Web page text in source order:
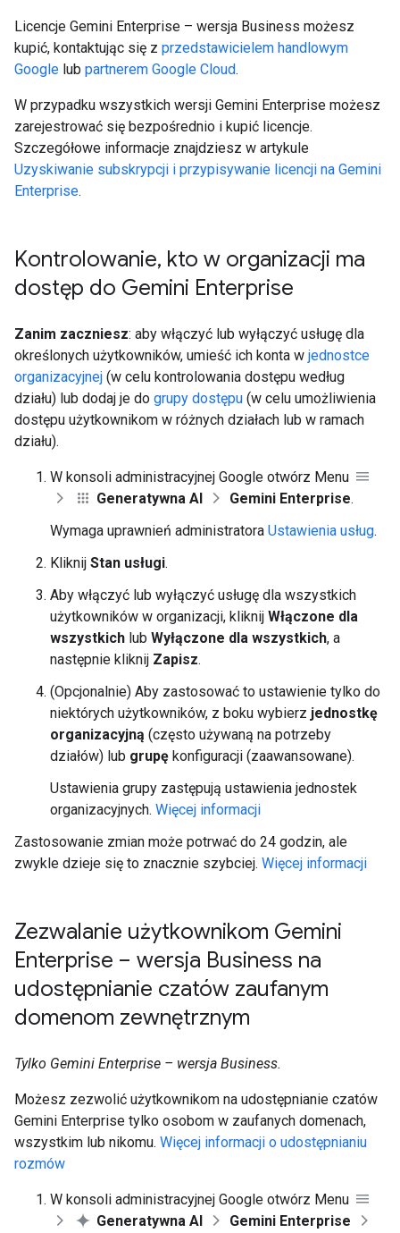
Licencje Gemini Enterprise – wersja Business możesz
kupić, kontaktując się z przedstawicielem handlowym
Google lub partnerem Google Cloud.
W przypadku wszystkich wersji Gemini Enterprise możesz
zarejestrować się bezpośrednio i kupić licencje.
Szczegółowe informacje znajdziesz w artykule
Uzyskiwanie subskrypcji i przypisywanie licencji na Gemini
Enterprise.
Kontrolowanie, kto w organizacji ma
dostęp do Gemini Enterprise
Zanim zaczniesz: aby włączyć lub wyłączyć usługę dla
określonych użytkowników, umieść ich konta w jednostce
organizacyjnej (w celu kontrolowania dostępu według
działu) lub dodaj je do grupy dostępu (w celu umożliwienia
dostępu użytkownikom w różnych działach lub w ramach
działu).
W konsoli administracyjnej Google otwórz Menu
Generatywna AI
Gemini Enterprise.
Wymaga uprawnień administratora Ustawienia usług.
Kliknij Stan usługi.
Aby włączyć lub wyłączyć usługę dla wszystkich
użytkowników w organizacji, kliknij Włączone dla
wszystkich lub Wyłączone dla wszystkich, a
następnie kliknij Zapisz.
(Opcjonalnie) Aby zastosować to ustawienie tylko do
niektórych użytkowników, z boku wybierz jednostkę
organizacyjną (często używaną na potrzeby
działów) lub grupę konfiguracji (zaawansowane).
Ustawienia grupy zastępują ustawienia jednostek
organizacyjnych. Więcej informacji
Zastosowanie zmian może potrwać do 24 godzin, ale
zwykle dzieje się to znacznie szybciej. Więcej informacji
Zezwalanie użytkownikom Gemini
Enterprise – wersja Business na
udostępnianie czatów zaufanym
domenom zewnętrznym
Tylko Gemini Enterprise – wersja Business.
Możesz zezwolić użytkownikom na udostępnianie czatów
Gemini Enterprise tylko osobom w zaufanych domenach,
wszystkim lub nikomu. Więcej informacji o udostępnianiu
rozmów
W konsoli administracyjnej Google otwórz Menu
Generatywna AI
Gemini Enterprise